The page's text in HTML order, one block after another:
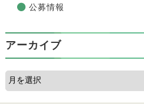
公募情報
アーカイブ